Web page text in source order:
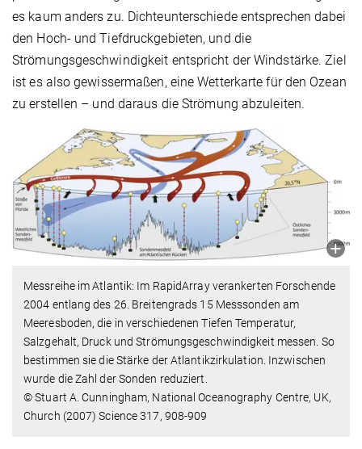
es kaum anders zu. Dichteunterschiede entsprechen dabei
den Hoch- und Tiefdruckgebieten, und die
Strömungsgeschwindigkeit entspricht der Windstärke. Ziel
ist es also gewissermaßen, eine Wetterkarte für den Ozean
zu erstellen – und daraus die Strömung abzuleiten.
Messreihe im Atlantik: Im RapidArray verankerten Forschende
2004 entlang des 26. Breitengrads 15 Mess­sonden am
Meeresboden, die in verschiedenen Tiefen Tem­peratur,
Salzgehalt, Druck und Strömungsgeschwindigkeit messen. So
bestimmen sie die Stärke der Atlantikzirkulation. Inzwischen
wurde die Zahl der Sonden reduziert.
© Stuart A. Cunningham, National Oceanography Centre, UK,
Church (2007) Science 317, 908-909